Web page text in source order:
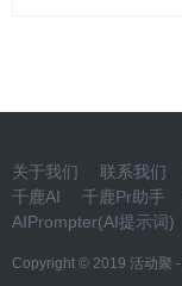
关于我们 联系我们
千鹿AI
千鹿Pr助手
AIPrompter(AI提示词)
Copyright © 2019 活动聚